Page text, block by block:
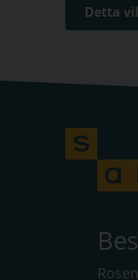
Detta